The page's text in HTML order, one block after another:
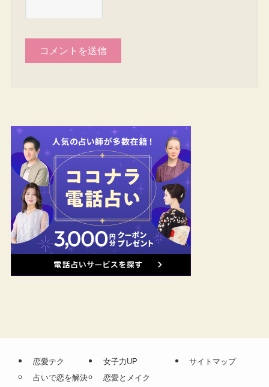
恋愛テク
占いで恋を解決
女子力UP
恋愛とメイク
サイトマップ